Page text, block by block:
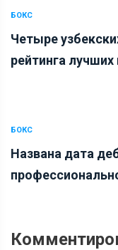
БОКС
Четыре
рейтинга лучших
БОКС
Названа дата